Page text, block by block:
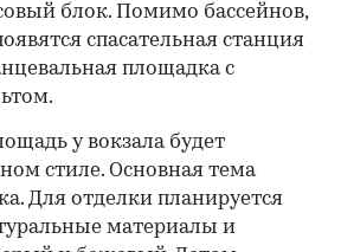
блок. Помимо бассейнов,
спасательная станция
площадка с
у вокзала будет
стиле. Основная тема
Для отделки планируется
материалы и